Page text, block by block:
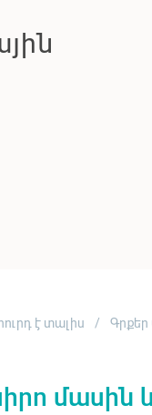
է տալիս Գրքեր
մասին